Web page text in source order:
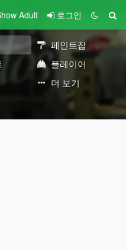
Adult 로그인
페인트잡
플레이어
더 보기